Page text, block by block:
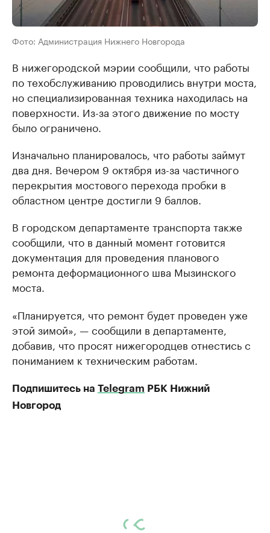
Фото: Администрация Нижнего Новгорода
В нижегородской мэрии сообщили, что работы
по техобслуживанию проводились внутри моста,
но специализированная техника находилась на
поверхности. Из-за этого движение по мосту
было ограничено.
Изначально планировалось, что работы займут
два дня. Вечером 9 октября из-за частичного
перекрытия мостового перехода пробки в
областном центре достигли 9 баллов.
В городском департаменте транспорта также
сообщили, что в данный момент готовится
документация для проведения планового
ремонта деформационного шва Мызинского
моста.
«Планируется, что ремонт будет проведен уже
этой зимой», — сообщили в департаменте,
добавив, что просят нижегородцев отнестись с
пониманием к техническим работам.
Подпишитесь на Telegram РБК Нижний
Новгород